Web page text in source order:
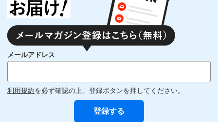
メールアドレス
利用規約を必ず確認の上、登録ボタンを押してください。